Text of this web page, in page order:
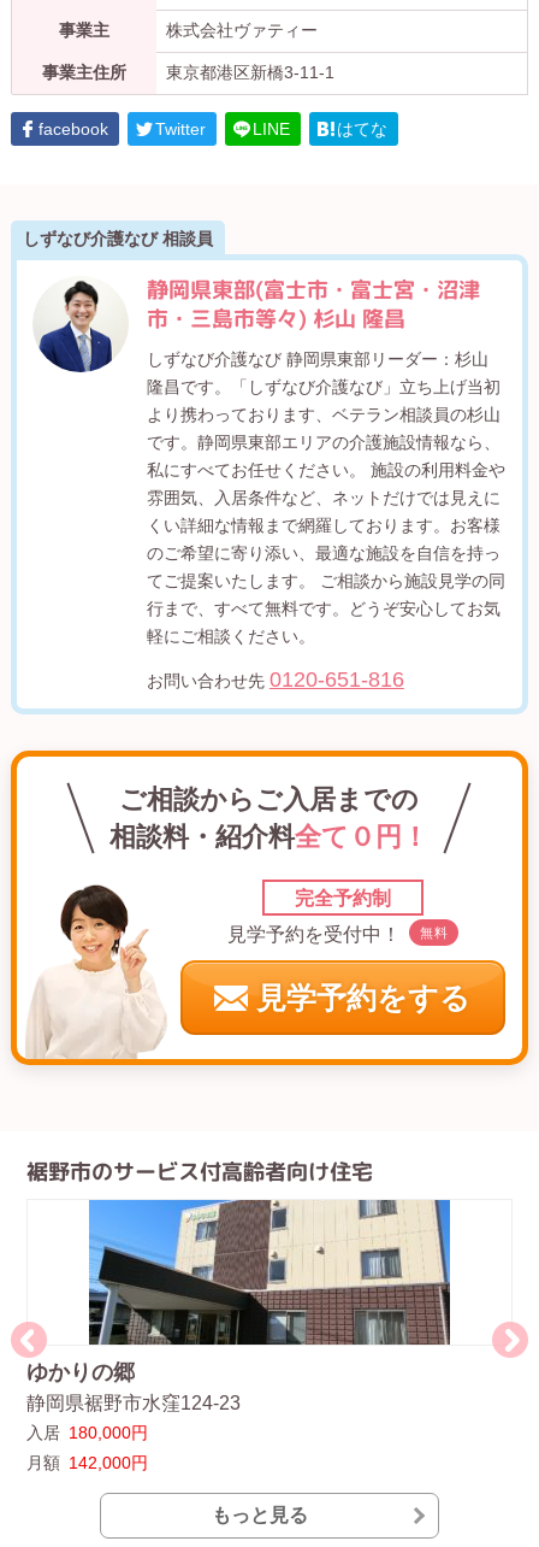
事業主 株式会社ヴァティー
事業主住所 東京都港区新橋3-11-1
facebook Twitter LINE はてな
しずなび介護なび 相談員
静岡県東部(富士市・富士宮・沼津
市・三島市等々) 杉山 隆昌
しずなび介護なび 静岡県東部リーダー：杉山
隆昌です。「しずなび介護なび」立ち上げ当初
より携わっております、ベテラン相談員の杉山
です。静岡県東部エリアの介護施設情報なら、
私にすべてお任せください。 施設の利用料金や
雰囲気、入居条件など、ネットだけでは見えに
くい詳細な情報まで網羅しております。お客様
のご希望に寄り添い、最適な施設を自信を持っ
てご提案いたします。 ご相談から施設見学の同
行まで、すべて無料です。どうぞ安心してお気
軽にご相談ください。
お問い合わせ先 0120-651-816
ご相談からご入居までの
相談料・紹介料全て０円！
完全予約制
見学予約を受付中！
無料
見学予約をする
裾野市のサービス付高齢者向け住宅
ゆかりの郷
静岡県裾野市水窪124-23
入居 180,000円
月額 142,000円
もっと見る